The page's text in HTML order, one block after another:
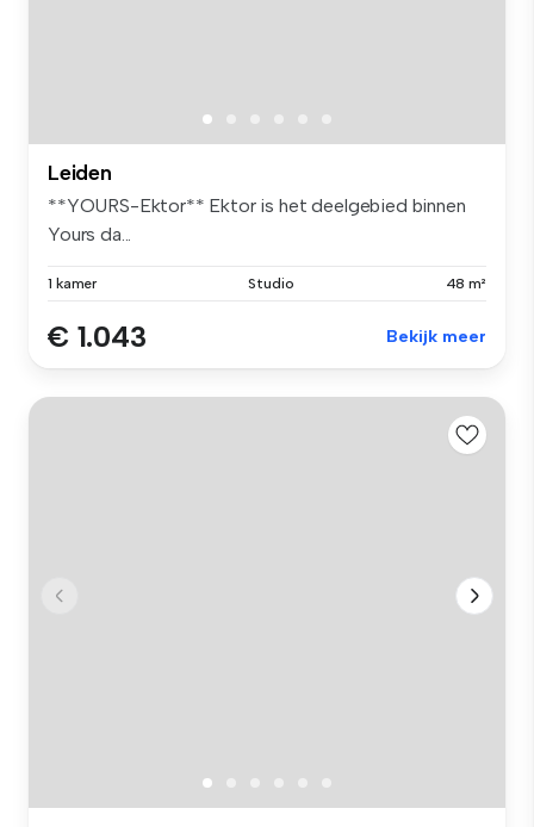
Leiden
**YOURS-Ektor** Ektor is het deelgebied binnen
Yours da...
1 kamer Studio 48 m²
€ 1.043 Bekijk meer